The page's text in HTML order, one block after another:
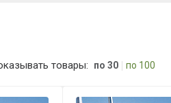
товары: по 30 по 100